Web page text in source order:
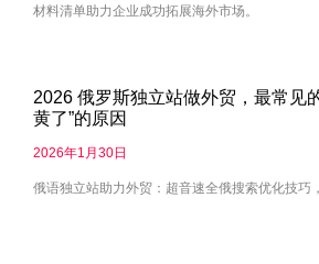
材料清单助力企业成功拓展海外市场。
2026 俄罗斯独立站做外贸，最常见
黄了”的原因
2026年1月30日
俄语独立站助力外贸：超音速全俄搜索优化技巧